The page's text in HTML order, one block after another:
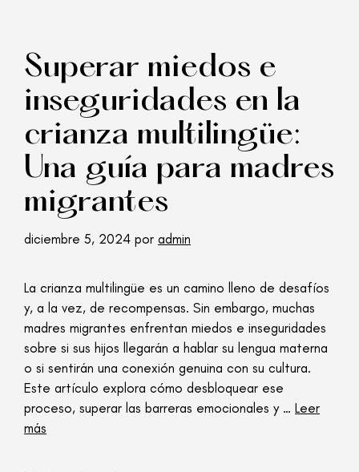
Superar miedos e
inseguridades en la
crianza multilingüe:
Una guía para madres
migrantes
diciembre 5, 2024 por admin
La crianza multilingüe es un camino lleno de desafíos
y, a la vez, de recompensas. Sin embargo, muchas
madres migrantes enfrentan miedos e inseguridades
sobre si sus hijos llegarán a hablar su lengua materna
o si sentirán una conexión genuina con su cultura.
Este artículo explora cómo desbloquear ese
proceso, superar las barreras emocionales y … Leer
más